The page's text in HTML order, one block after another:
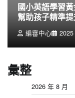
國小英語學習
幫助孩子精準
編審中心
彙整
2026 年 8 月